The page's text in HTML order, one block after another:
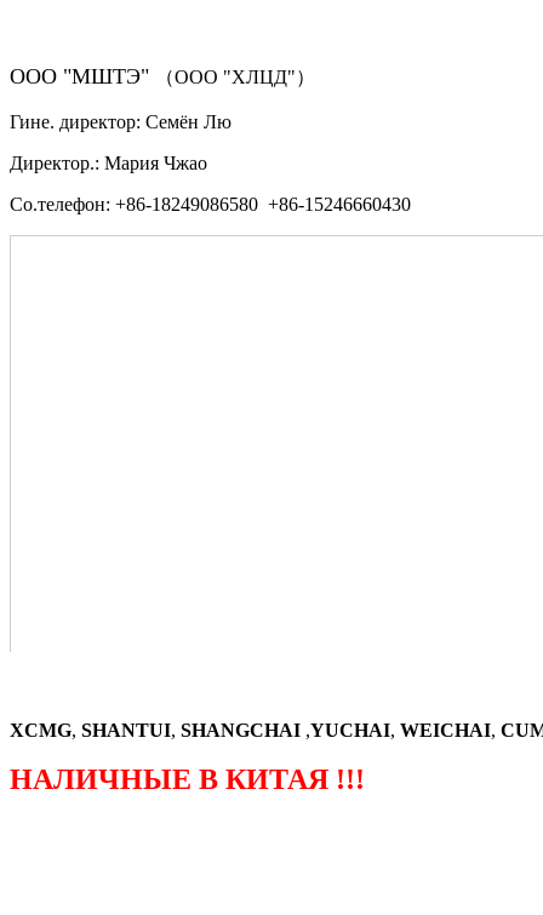
ООО "МШТЭ" （ООО "ХЛЦД"）
Гине. директор: Семён Лю
Директор.: Мария Чжао
Со.телефон: +86-18249086580 +86-15246660430
XCMG, SHANTUI, SHANGCHAI ,YUCHAI, WEICHAI,
НАЛИЧНЫЕ В КИТАЯ !!!